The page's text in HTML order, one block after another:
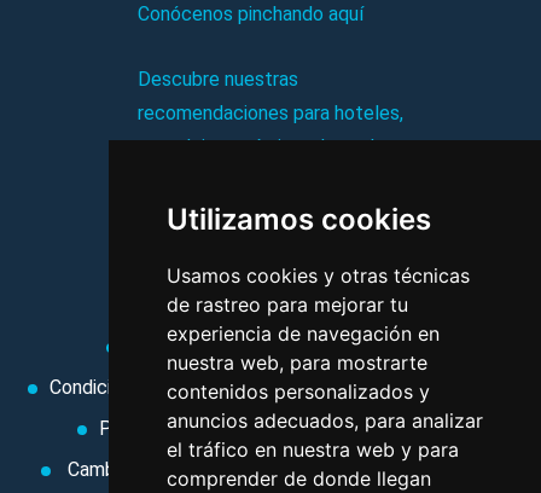
Utilizamos cookies
Usamos cookies y otras técnicas
de rastreo para mejorar tu
experiencia de navegación en
nuestra web, para mostrarte
contenidos personalizados y
anuncios adecuados, para analizar
el tráfico en nuestra web y para
comprender de donde llegan
Conócenos pinchando aquí
Descubre nuestras
recomendaciones para hoteles,
complejos turísticos, hostales,
viajes, y mucho más!
MI AGENCIA
Aviso legal
Condiciones de uso
Condiciones Generales
Ley de Viajes Combinados
Política de privacidad
Uso de cookies
Cambiar preferencias de cookies
Area privada